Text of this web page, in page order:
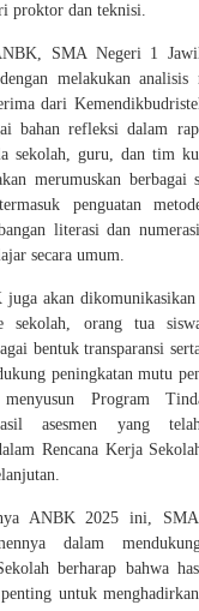
proktor dan teknisi.
SMA Negeri 1
melakukan analisis
dari
bahan refleksi dalam
sekolah, guru, dan tim
merumuskan berbagai
penguatan
literasi dan
secara umum.
akan dikomunikasikan
sekolah, orang tua
bentuk transparansi
peningkatan mutu
Program
asesmen yang
Rencana Kerja
ANBK 2025 ini,
dalam
berharap bahwa
untuk